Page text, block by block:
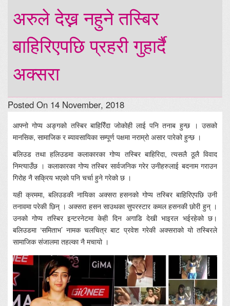
अरुले देख्न नहुने तस्बिर
बाहिरिएपछि प्रहरी गुहार्दै
अक्सरा
Posted On 14 November, 2018
आफ्नो गोप्य अङ्गको तस्बिर बाहिरिँदा जोकोही लाई पनि तनाब हुन्छ । उसको
मानसिक, सामाजिक र ब्यावसायिका सम्पूर्ण पक्षमा नराम्रो असार पारेको हुन्छ ।
बलिउड तथा हलिउडमा कलाकारका गोप्य तस्बिर बाहिरिदा, त्यसलै ठूलै विवाद
निम्त्याउँछ । कलाकारका गोप्य तस्बिर सार्वजनिक गरेर उनीहरुलाई बदनाम गराउन
गिरोह नै सक्रिय भएको पनि चर्चा हुने गरेको छ ।
यही क्रममा, बलिउडकी नायिका अक्सरा हसनको गोप्य तस्बिर बाहिरिएपछि उनी
तनावमा परेकी छिन् । अक्सरा हसन साउथका सुपरस्टार कमल हसनकी छोरी हुन् ।
उनको गोप्य तस्बिर इन्टरनेटमा केही दिन अगाडि देखी भाइरल भईरहेको छ।
बलिउडमा ‘समिताभ’ नामक चलचित्र बाट प्रवेश गरेकी अक्सराको यो तस्बिरले
सामाजिक संजालमा तहल्का नै मचायो ।